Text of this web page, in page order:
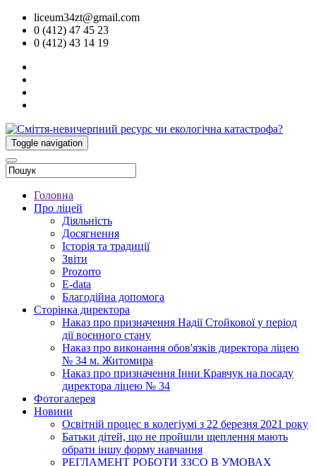
liceum34zt@gmail.com
0 (412) 47 45 23
0 (412) 43 14 19
Toggle navigation
Головна
Про ліцей
Діяльність
Досягнення
Історія та традиції
Звіти
Prozorro
E-data
Благодійна допомога
Сторінка директора
Наказ про призначення Надії Стойкової у період
дії воєнного стану
Наказ про виконання обов'язків директора ліцею
№ 34 м. Житомира
Наказ про призначення Інни Кравчук на посаду
директора ліцею № 34
Фотогалерея
Новини
Освітній процес в колегіумі з 22 березня 2021 року
Батьки дітей, що не пройшли щеплення мають
обрати іншу форму навчання
РЕГЛАМЕНТ РОБОТИ ЗЗСО В УМОВАХ